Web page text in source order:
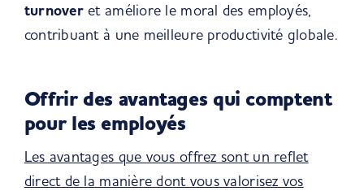
turnoveret améliore le moral des employés,
contribuant à une meilleure productivité globale.
Offrir des avantages qui comptent
pour les employés
Les avantages que vous offrez sont un reflet
direct de la manière dont vous valorisez vos